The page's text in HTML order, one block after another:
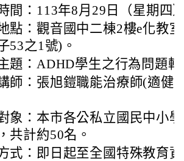
間：113年8月29日（星期四
點：觀音國中二棟2樓e化教
53之1號)。
題：ADHD學生之行為問題
師：張旭鎧職能治療師(適健
象：本市各公私立國民中小
共計約50名。
式：即日起至全國特殊教育